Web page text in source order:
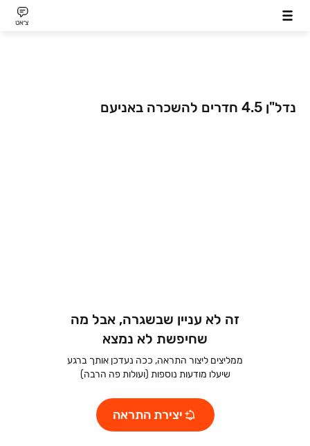
צ׳אט
נדל"ן 4.5 חדרים להשכרה באניעם
זה לא עניין שבשגרה, אבל מה
שחיפשת לא נמצא
ממליצים ליצור התראה, ככה נעדכן אותך ברגע
שיעלו מודעות נוספות (ועולות פה הרבה)
יצירת התראה